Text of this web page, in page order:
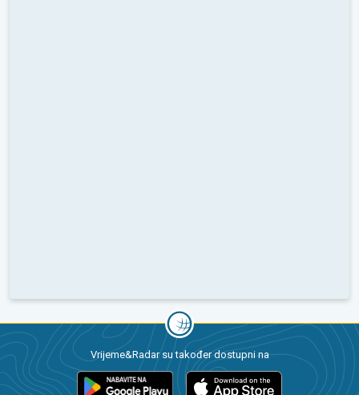
Vrijeme&Radar su također dostupni na